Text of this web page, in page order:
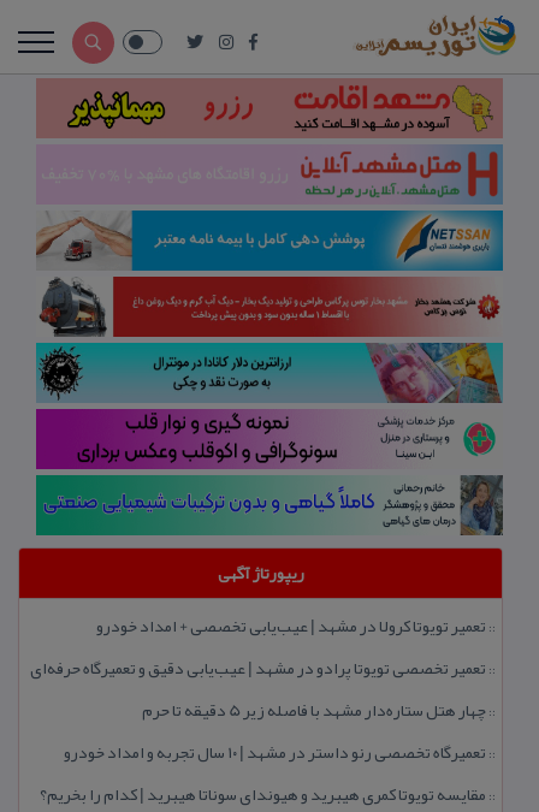
ریپورتاژ آگهی
:: تعمیر تویوتا كرولا در مشهد | عیب‌یابی تخصصی + امداد خودرو
:: تعمیر تخصصی تویوتا پرادو در مشهد | عیب‌یابی دقیق و تعمیرگاه حرفه‌ای
::چهار هتل‌ ستاره‌دار مشهد با فاصله زیر 5 دقیقه تا حرم
:: تعمیرگاه تخصصی رنو داستر در مشهد | ۱۰ سال تجربه و امداد خودرو
:: مقایسه تویوتا كمری هیبرید و هیوندای سوناتا هیبرید | كدام را بخریم؟